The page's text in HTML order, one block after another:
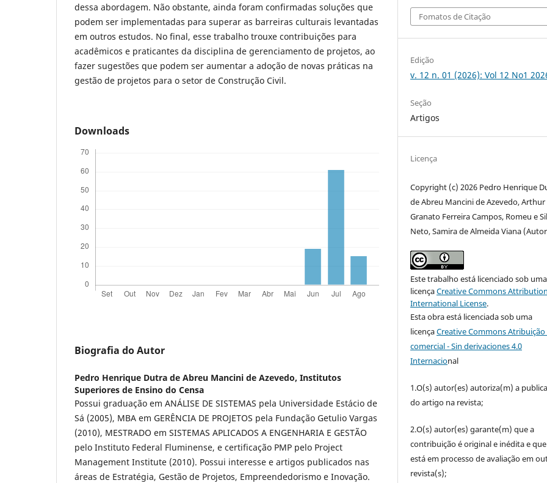
dessa abordagem. Não obstante, ainda foram confirmadas soluções que
podem ser implementadas para superar as barreiras culturais levantadas
em outros estudos. No final, esse trabalho trouxe contribuições para
acadêmicos e praticantes da disciplina de gerenciamento de projetos, ao
fazer sugestões que podem ser aumentar a adoção de novas práticas na
gestão de projetos para o setor de Construção Civil.
Downloads
Biografia do Autor
Pedro Henrique Dutra de Abreu Mancini de Azevedo, Institutos
Superiores de Ensino do Censa
Possui graduação em ANÁLISE DE SISTEMAS pela Universidade Estácio de
Sá (2005), MBA em GERÊNCIA DE PROJETOS pela Fundação Getulio Vargas
(2010), MESTRADO em SISTEMAS APLICADOS A ENGENHARIA E GESTÃO
pelo Instituto Federal Fluminense, e certificação PMP pelo Project
Management Institute (2010). Possui interesse e artigos publicados nas
áreas de Estratégia, Gestão de Projetos, Empreendedorismo e Inovação.
Fomatos de Citação
Edição
v. 12 n. 01 (2026): Vol 12 No1
Seção
Artigos
Licença
Copyright (c) 2026 Pedro Henrique
de Abreu Mancini de Azevedo, Arthur
Granato Ferreira Campos, Romeu e
Neto, Samira de Almeida Viana
Este trabalho está licenciado sob uma
licençaCreative Commons
International License.
Esta obra está licenciada sob uma
licençaCreative Commons Atribuição
comercial - Sin derivaciones 4.0
Internacional
1.O(s) autor(es) autoriza(m) a
do artigo na revista;
2.O(s) autor(es) garante(m) que a
contribuição é original e inédita e
está em processo de avaliação em
revista(s);